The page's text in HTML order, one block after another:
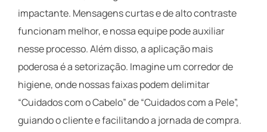
impactante. Mensagens curtas e de alto contraste
funcionam melhor, e nossa equipe pode auxiliar
nesse processo. Além disso, a aplicação mais
poderosa é a setorização. Imagine um corredor de
higiene, onde nossas faixas podem delimitar
“Cuidados com o Cabelo” de “Cuidados com a Pele”,
guiando o cliente e facilitando a jornada de compra.